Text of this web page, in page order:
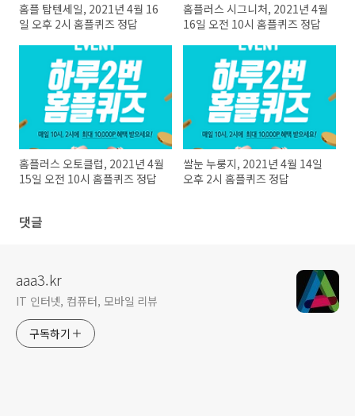
홈플 탑텐세일, 2021년 4월 16
일 오후 2시 홈플퀴즈 정답
홈플러스 시그니처, 2021년 4월
16일 오전 10시 홈플퀴즈 정답
홈플러스 오토클럽, 2021년 4월
15일 오전 10시 홈플퀴즈 정답
쌀눈 누룽지, 2021년 4월 14일
오후 2시 홈플퀴즈 정답
댓글
aaa3.kr
IT 인터넷, 컴퓨터, 모바일 리뷰
구독하기